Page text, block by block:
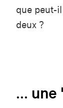
que peut-
deux ?
...